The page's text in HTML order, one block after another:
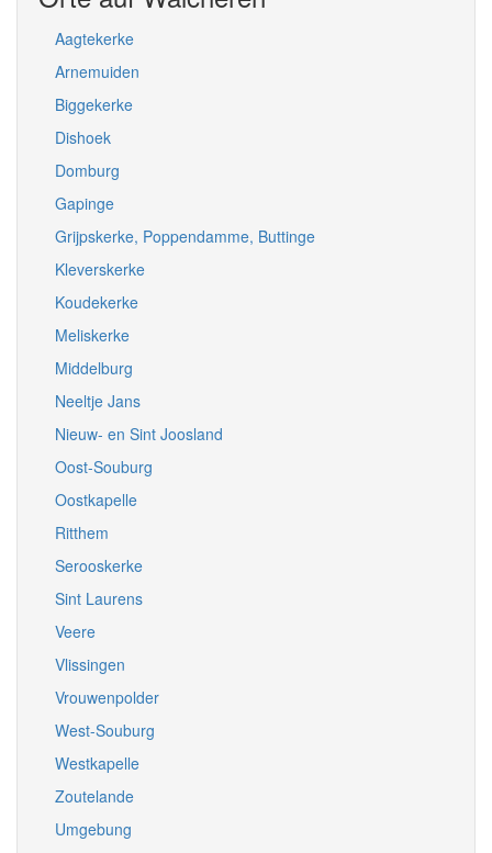
Aagtekerke
Arnemuiden
Biggekerke
Dishoek
Domburg
Gapinge
Grijpskerke, Poppendamme, Buttinge
Kleverskerke
Koudekerke
Meliskerke
Middelburg
Neeltje Jans
Nieuw- en Sint Joosland
Oost-Souburg
Oostkapelle
Ritthem
Serooskerke
Sint Laurens
Veere
Vlissingen
Vrouwenpolder
West-Souburg
Westkapelle
Zoutelande
Umgebung